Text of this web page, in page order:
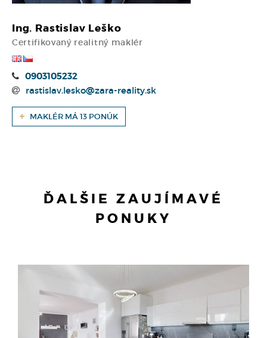
Ing. Rastislav Leško
Certifikovaný realitný maklér
0903105232
rastislav.lesko@zara-reality.sk
MAKLÉR MÁ 13 PONÚK
ĎALŠIE ZAUJÍMAVÉ
PONUKY